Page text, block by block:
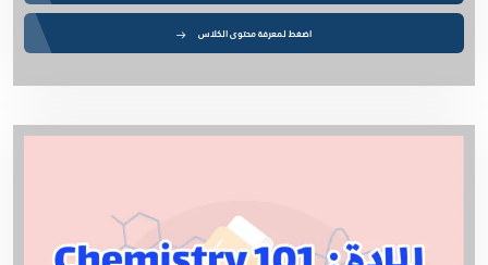
اضغط لمعرفة محتوى الكلاس